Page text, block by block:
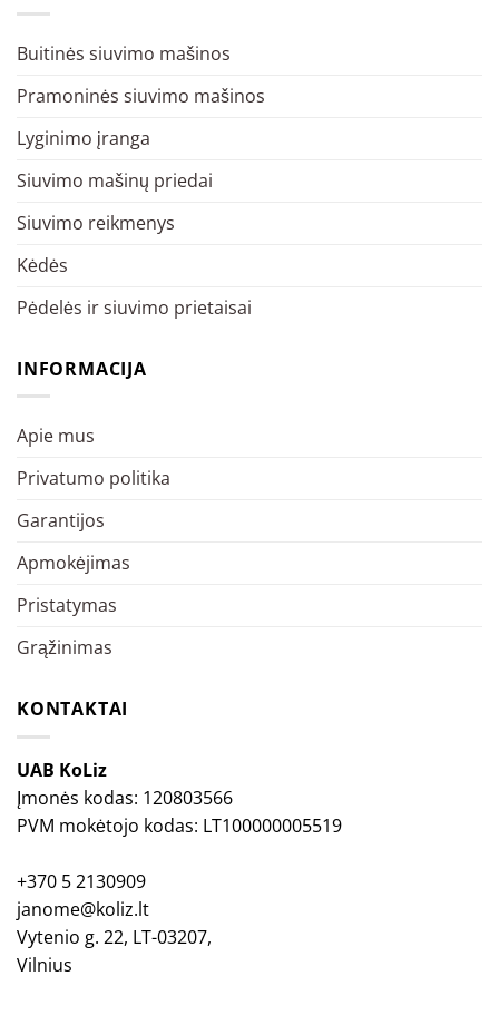
Buitinės siuvimo mašinos
Pramoninės siuvimo mašinos
Lyginimo įranga
Siuvimo mašinų priedai
Siuvimo reikmenys
Kėdės
Pėdelės ir siuvimo prietaisai
INFORMACIJA
Apie mus
Privatumo politika
Garantijos
Apmokėjimas
Pristatymas
Grąžinimas
KONTAKTAI
UAB KoLiz
Įmonės kodas: 120803566
PVM mokėtojo kodas: LT100000005519
+370 5 2130909
janome@koliz.lt
Vytenio g. 22, LT-03207,
Vilnius